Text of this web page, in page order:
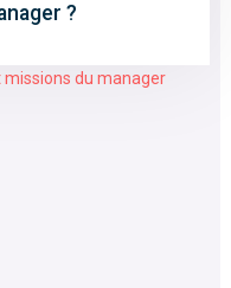
?
missions du manager